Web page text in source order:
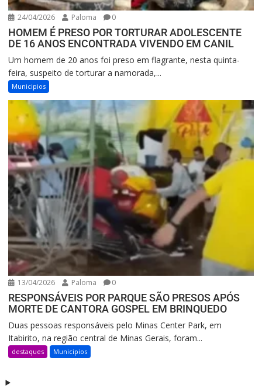
24/04/2026 Paloma 0
HOMEM É PRESO POR TORTURAR ADOLESCENTE
DE 16 ANOS ENCONTRADA VIVENDO EM CANIL
Um homem de 20 anos foi preso em flagrante, nesta quinta-
feira, suspeito de torturar a namorada,...
Municipios
13/04/2026 Paloma 0
RESPONSÁVEIS POR PARQUE SÃO PRESOS APÓS
MORTE DE CANTORA GOSPEL EM BRINQUEDO
Duas pessoas responsáveis pelo Minas Center Park, em
Itabirito, na região central de Minas Gerais, foram...
destaques Municipios